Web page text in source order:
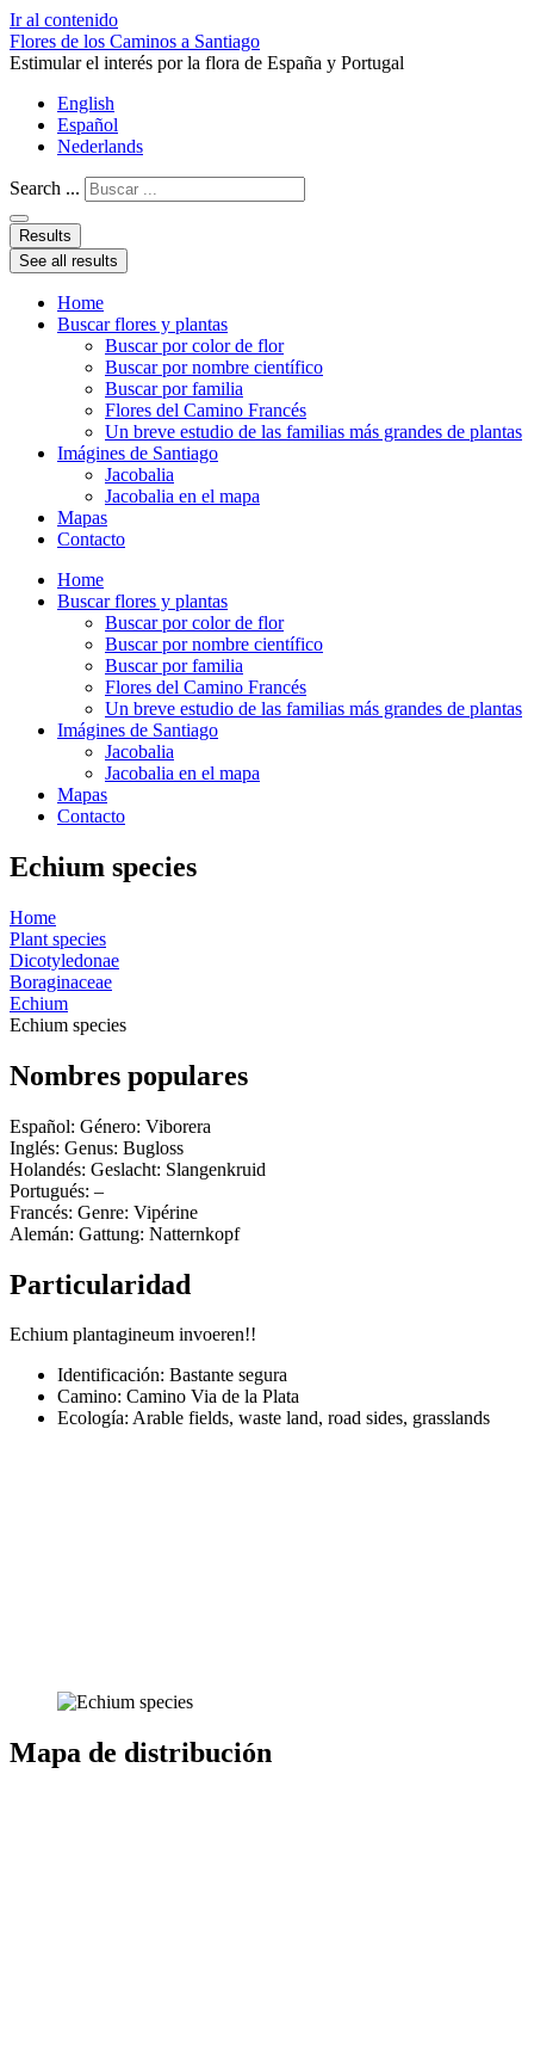
Ir al contenido
Flores de los Caminos a Santiago
Estimular el interés por la flora de España y Portugal
English
Español
Nederlands
Search ...
Results
See all results
Home
Buscar flores y plantas
Buscar por color de flor
Buscar por nombre científico
Buscar por familia
Flores del Camino Francés
Un breve estudio de las familias más grandes de plantas
Imágines de Santiago
Jacobalia
Jacobalia en el mapa
Mapas
Contacto
Home
Buscar flores y plantas
Buscar por color de flor
Buscar por nombre científico
Buscar por familia
Flores del Camino Francés
Un breve estudio de las familias más grandes de plantas
Imágines de Santiago
Jacobalia
Jacobalia en el mapa
Mapas
Contacto
Echium species
Home
Plant species
Dicotyledonae
Boraginaceae
Echium
Echium species
Nombres populares
Español: Género: Viborera
Inglés: Genus: Bugloss
Holandés: Geslacht: Slangenkruid
Portugués: –
Francés: Genre: Vipérine
Alemán: Gattung: Natternkopf
Particularidad
Echium plantagineum invoeren!!
Identificación: Bastante segura
Camino: Camino Via de la Plata
Ecología: Arable fields, waste land, road sides, grasslands
Mapa de distribución